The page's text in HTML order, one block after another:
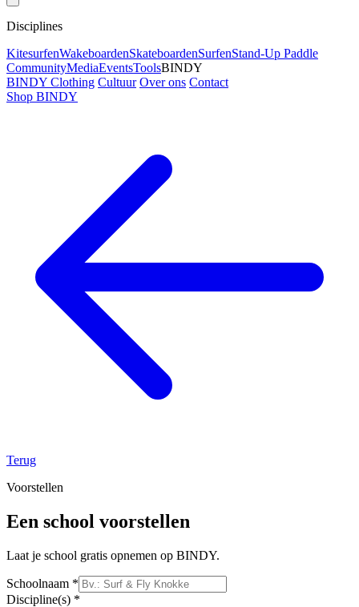
Disciplines
KitesurfenWakeboardenSkateboardenSurfenStand-Up Paddle
CommunityMediaEventsToolsBINDY
BINDY Clothing Cultuur Over ons Contact
Shop BINDY
Terug
Voorstellen
Een school voorstellen
Laat je school gratis opnemen op BINDY.
Schoolnaam *
Discipline(s) *